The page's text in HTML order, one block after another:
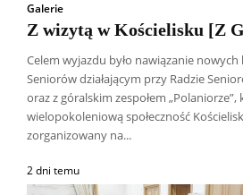
Galerie
Z wizytą w Kościelisku [Z
Celem wyjazdu było nawiązanie
Seniorów działającym przy Radzie
oraz z góralskim zespołem „Polaniorze”,
wielopokoleniową społeczność
zorganizowany na...
2 dni temu